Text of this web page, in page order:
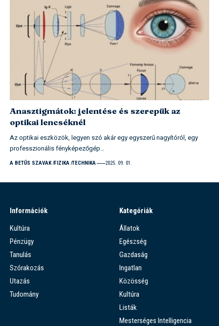
Anasztigmátok: jelentése és szerepük az
optikai lencséknél
Az optikai eszközök, legyen szó akár egy egyszerű nagyítóról, egy
professzionális fényképezőgép…
A BETŰS SZAVAK FIZIKA TECHNIKA 2025. 09. 01.
Információk
Kultúra
Pénzügy
Tanulás
Szórakozás
Utazás
Tudomány
Kategóriák
Állatok
Egészség
Gazdaság
Ingatlan
Közösség
Kultúra
Listák
Mesterséges Intelligencia